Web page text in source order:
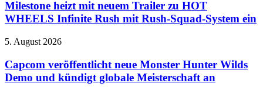
mit
neuem
Trailer
HOT
Infinite
Rush
Milestone heizt mit neuem Trailer zu HOT
WHEELS Infinite Rush mit Rush-Squad-System ein
Capcom
neue
Monster
Hunter
5. August 2026
Capcom veröffentlicht neue Monster Hunter Wilds
Demo und kündigt globale Meisterschaft an